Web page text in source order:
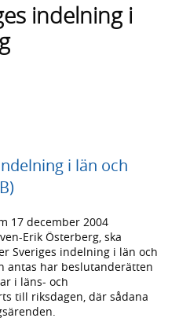
indelning i
i län och
17 december 2004
Erik Österberg, ska
Sveriges indelning i län och
antas har beslutanderätten
i läns- och
till riksdagen, där sådana